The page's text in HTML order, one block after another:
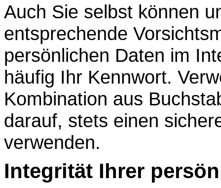
Auch Sie selbst können
entsprechende
persönlichen Daten im
häufig Ihr Kennwort.
Kombination aus
darauf, stets einen
verwenden.
Integrität Ihrer